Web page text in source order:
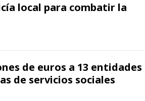
local para combatir la
de euros a 13 entidades
de servicios sociales